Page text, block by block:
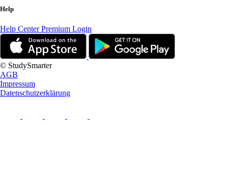
Help
Help CenterPremium Login
© StudySmarter
AGB
Impressum
Datenschutzerklärung